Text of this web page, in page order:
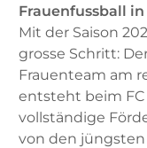
Frauenfussball
Mit der Saison
grosse Schritt:
Frauenteam am
entsteht beim
vollständige
von den